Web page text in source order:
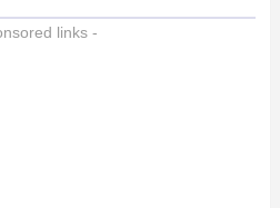
links -